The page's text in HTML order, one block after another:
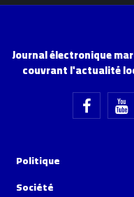
Journal électronique
couvrant l'actualité
Politique
Société